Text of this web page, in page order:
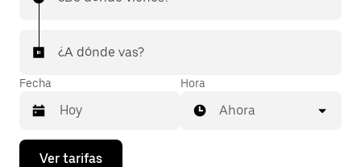
¿A dónde vas?
Fecha
Presiona
Hora
Ahora
Ver tarifas